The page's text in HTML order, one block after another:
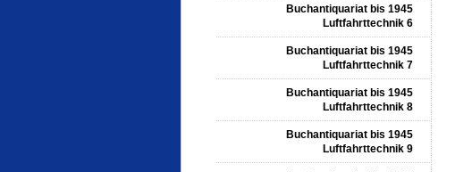
Buchantiquariat bis 1945
Luftfahrttechnik 6
Buchantiquariat bis 1945
Luftfahrttechnik 7
Buchantiquariat bis 1945
Luftfahrttechnik 8
Buchantiquariat bis 1945
Luftfahrttechnik 9